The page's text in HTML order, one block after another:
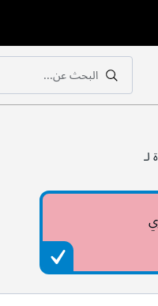
بحث
البحث عن...
بحث